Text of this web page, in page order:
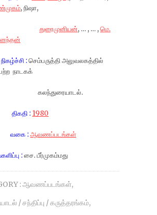
, நிஷா,
துரைமுனியன், … , … ,மெ.
நிகழ்ச்சி :செம்பருத்தி அலுவலகத்தில்
நாடகக்
திகதி : 1980
வகை :ஆவணப்படங்கள்
:சை. பீர்முகம்மது
:ஆவணப்படங்கள்,
/ சந்திப்பு / கருத்தரங்கம்,